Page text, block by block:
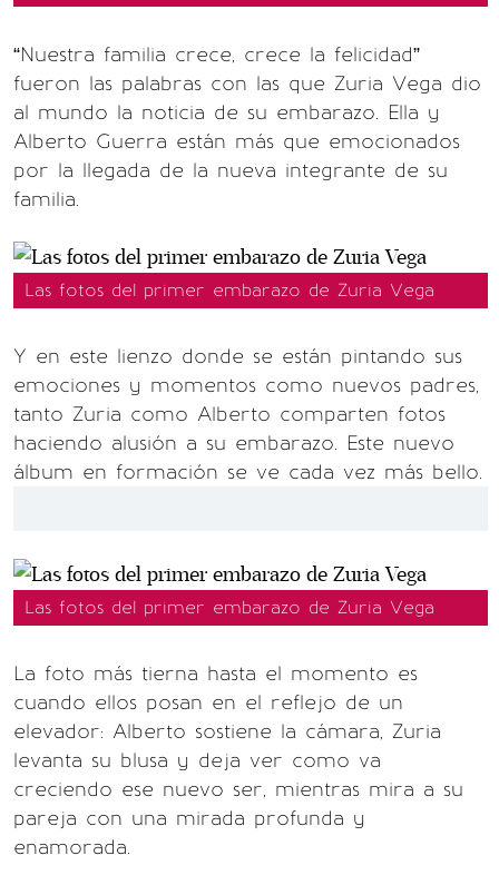
“Nuestra familia crece, crece la felicidad”
fueron las palabras con las que Zuria Vega dio
al mundo la noticia de su embarazo. Ella y
Alberto Guerra están más que emocionados
por la llegada de la nueva integrante de su
familia.
Las fotos del primer embarazo de Zuria Vega
Y en este lienzo donde se están pintando sus
emociones y momentos como nuevos padres,
tanto Zuria como Alberto comparten fotos
haciendo alusión a su embarazo. Este nuevo
álbum en formación se ve cada vez más bello.
Las fotos del primer embarazo de Zuria Vega
La foto más tierna hasta el momento es
cuando ellos posan en el reflejo de un
elevador: Alberto sostiene la cámara, Zuria
levanta su blusa y deja ver como va
creciendo ese nuevo ser, mientras mira a su
pareja con una mirada profunda y
enamorada.